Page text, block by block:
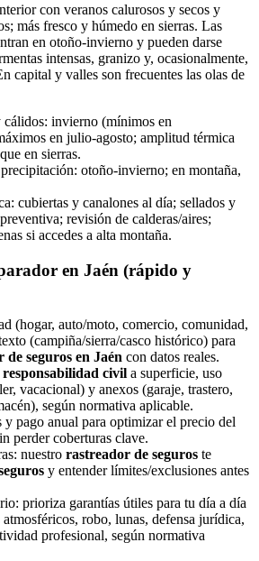
con veranos calurosos y secos y
más fresco y húmedo en sierras. Las
en otoño‑invierno y pueden darse
intensas, granizo y, ocasionalmente,
capital y valles son frecuentes las olas de
cálidos: invierno (mínimos en
en julio‑agosto; amplitud térmica
en sierras.
otoño‑invierno; en montaña,
cubiertas y canalones al día; sellados y
revisión de calderas/aires;
si accedes a alta montaña.
en Jaén (rápido y
(hogar, auto/moto, comercio, comunidad,
(campiña/sierra/casco histórico) para
de seguros en Jaén con datos reales.
responsabilidad civil a superficie, uso
vacacional) y anexos (garaje, trastero,
según normativa aplicable.
y pago anual para optimizar el precio del
perder coberturas clave.
nuestro rastreador de seguros te
y entender límites/exclusiones antes
prioriza garantías útiles para tu día a día
robo, lunas, defensa jurídica,
profesional, según normativa